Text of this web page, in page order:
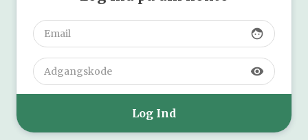
face
visibility